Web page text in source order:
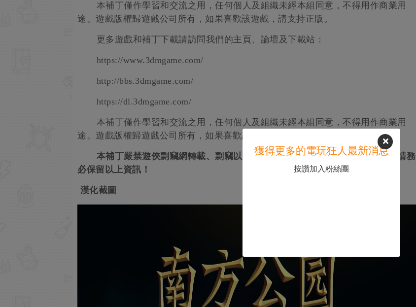
本補丁僅作學習和交流之用，任何個人及組織未經本組同意，不得用作商業用
途。遊戲版權歸遊戲公司所有，如果喜歡該遊戲，請支持正版。
更多遊戲和補丁下載請訪問我們的主頁、論壇及下載站：
https://www.3dmgame.com/
http://bbs.3dmgame.com/
https://dl.3dmgame.com/
本補丁僅作學習和交流之用，任何個人及組織未經本組同意，不得用作商業用
途。遊戲版權歸遊戲公司所有，如果喜歡該遊戲，請支持正版。
本補丁嚴禁遊俠剽竊網轉載、剽竊以及整合或重新打包，此外歡迎轉載，但請務
必保留以上資訊！
漢化截圖
獲得更多的電玩狂人最新消息
按讚加入粉絲團